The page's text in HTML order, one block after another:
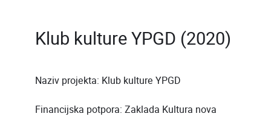
Klub kulture YPGD (2020)
Naziv projekta: Klub kulture YPGD
Financijska potpora: Zaklada Kultura nova